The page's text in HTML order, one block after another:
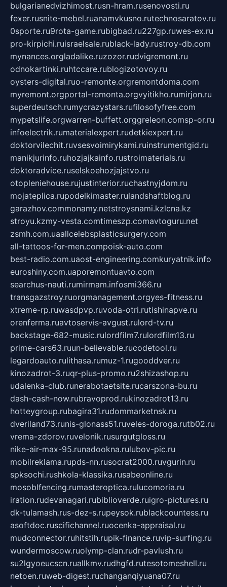
bulgarianedvizhimost.rusn-hram.rusenovosti.ru
fexer.rusnite-mebel.ruanamvkusno.rutechnosaratov.ru
0sporte.ru9rota-game.rubigbad.ru227gp.ruwes-ex.ru
pro-kirpichi.ruisraelsale.rublack-lady.rustroy-db.com
mynances.orgladalike.ruzozor.rudvigremont.ru
odnokartinki.ruhtccare.rublogizotovoy.ru
oysters-digital.ruo-remonte.orgremontdoma.com
myremont.orgportal-remonta.orgvyitikho.rumirjon.ru
superdeutsch.rumycrazystars.rufilosofyfree.com
mypetslife.orgwarren-buffett.orggreleon.comsp-or.ru
infoelectrik.rumaterialexpert.rudetkiexpert.ru
doktorvilechit.ruvsesvoimirykami.ruinstrumentgid.ru
manikjurinfo.ruhozjajkainfo.rustroimaterials.ru
doktoradvice.ruselskoehozjajstvo.ru
otopleniehouse.rujustinterior.ruchastnyjdom.ru
mojateplica.rupodelkimaster.rulandshaftblog.ru
garazhov.commonamy.netstroysnami.kzlcna.kz
stroyu.kzmy-vesta.comtimeszp.comavtoguru.net
zsmh.com.uaallcelebsplasticsurgery.com
all-tattoos-for-men.compoisk-auto.com
best-radio.com.uaost-engineering.comkuryatnik.info
euroshiny.com.uaporemontuavto.com
searchus-nauti.rumirmam.infosmi366.ru
transgazstroy.ruorgmanagement.orgyes-fitness.ru
xtreme-rp.ruwasdpvp.ruvoda-otri.rutishinapve.ru
orenferma.ruavtoservis-avgust.rulord-tv.ru
backstage-682-music.rulordfilm7.rulordfilm13.ru
prime-cars63.ruun-believable.rucodetool.ru
legardoauto.rulithasa.rumuz-1.rugooddver.ru
kinozadrot-3.ruqr-plus-promo.ru2shizashop.ru
udalenka-club.runerabotaetsite.rucarszona-bu.ru
dash-cash-now.rubravoprod.rukinozadrot13.ru
hotteygroup.rubagira31.rudommarketnsk.ru
dveriland73.runis-glonass51.ruveles-doroga.rutb02.ru
vrema-zdorov.ruvelonik.rusurgutgloss.ru
nike-air-max-95.runadookna.rulubov-pic.ru
mobilreklama.rupds-nn.rusocrat2000.ruvgurin.ru
spksochi.rushkola-klassika.rusabeonline.ru
mosoblfencing.rumasteroptica.rulucomoria.ru
iration.rudevanagari.rubiblioverde.ruigro-pictures.ru
dk-tulamash.rus-dez-s.rupeysok.rublackcountess.ru
asoftdoc.ruscifichannel.ruocenka-appraisal.ru
mudconnector.ruhitstih.rupik-finance.ruvip-surfing.ru
wundermoscow.ruolymp-clan.rudr-pavlush.ru
su2lgyoeucscn.ruallkmv.rudhgfd.rutesotomeshell.ru
netoen.ruweb-digest.ruchanganqiyuana07.ru